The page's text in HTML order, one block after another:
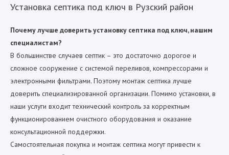
Установка септика под ключ в Рузский район
Почему лучше доверить установку септика под ключ, нашим
специалистам?
В большинстве случаев септик – это достаточно дорогое и
сложное сооружение с системой переливов, компрессорами и
электронными фильтрами. Поэтому монтаж септика лучше
доверить специализированной организации. Помимо установки, в
наши услуги входит технический контроль за корректным
функционированием очистного оборудования и оказание
консультационной поддержки.
Самостоятельная покупка и монтаж септика могут привести к